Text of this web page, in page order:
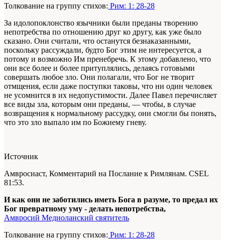
Толкование на группу стихов: Рим: 1: 28-28
За идолопоклонство язычники были преданы творению
непотребства по отношению друг ко другу, как уже было
сказано. Они считали, что останутся безнаказанными,
поскольку рассуждали, будто Бог этим не интересуется, а
потому и возможно Им пренебречь. К этому добавлено, что
они все более и более притуплялись, делаясь готовыми
совершать любое зло. Они полагали, что Бог не творит
отмщения, если даже поступки таковы, что ни один человек
не усомнится в их недопустимости. Далее Павел перечисляет
все виды зла, которым они преданы, — чтобы, в случае
возвращения к нормальному рассудку, они смогли бы понять,
что это зло выпало им по Божиему гневу.
Источник
Амвросиаст, Комментарий на Послание к Римлянам. CSEL
81:53.
И как они не заботились иметь Бога в разуме, то предал их
Бог превратному уму - делать непотребства,
Амвросий Медиоланский святитель
Толкование на группу стихов: Рим: 1: 28-28